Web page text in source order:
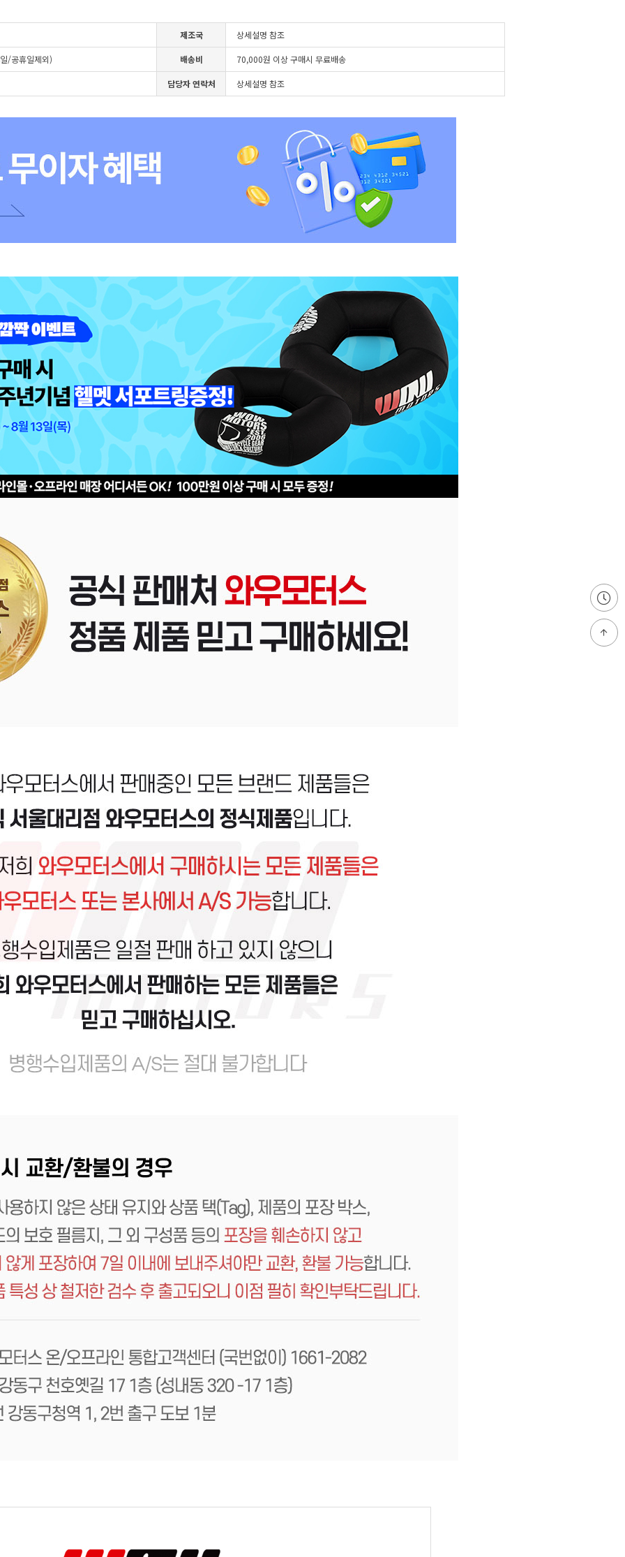
제조국 상세설명 참조
/공휴일제외) 배송비 70,000원 이상 구매시 무료배송
담당자 연락처 상세설명 참조